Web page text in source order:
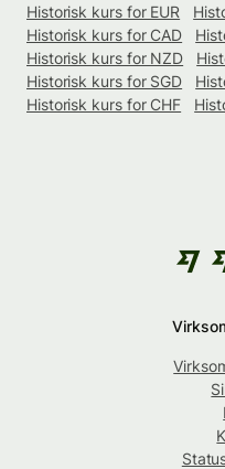
Historisk kurs for EUR
Historisk kurs for CAD
Historisk kurs for NZD
Historisk kurs for SGD
Historisk kurs for CHF